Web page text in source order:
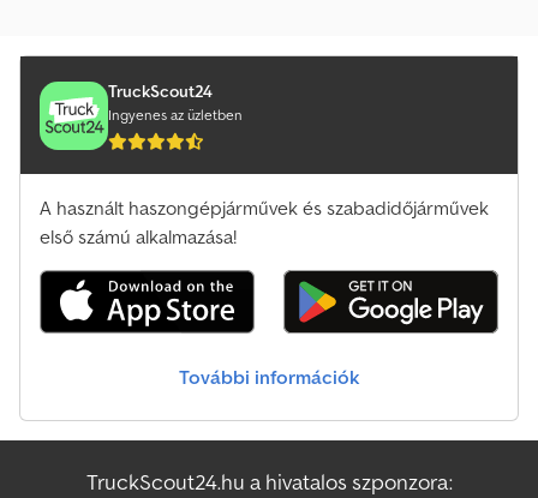
TruckScout24
Ingyenes az üzletben
A használt haszongépjárművek és szabadidőjárművek
első számú alkalmazása!
További információk
TruckScout24.hu a hivatalos szponzora: